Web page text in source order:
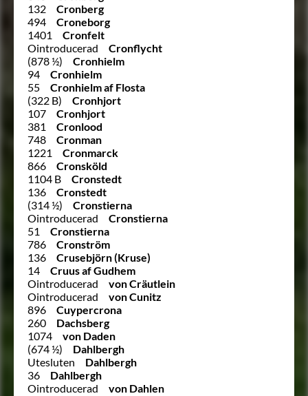
132
Cronberg
494
Croneborg
1401
Cronfelt
Ointroducerad
Cronflycht
(878 ½)
Cronhielm
94
Cronhielm
55
Cronhielm af Flosta
(322 B)
Cronhjort
107
Cronhjort
381
Cronlood
748
Cronman
1221
Cronmarck
866
Cronsköld
1104 B
Cronstedt
136
Cronstedt
(314 ½)
Cronstierna
Ointroducerad
Cronstierna
51
Cronstierna
786
Cronström
136
Crusebjörn (Kruse)
14
Cruus af Gudhem
Ointroducerad
von Cräutlein
Ointroducerad
von Cunitz
896
Cuypercrona
260
Dachsberg
1074
von Daden
(674 ½)
Dahlbergh
Utesluten
Dahlbergh
36
Dahlbergh
Ointroducerad
von Dahlen